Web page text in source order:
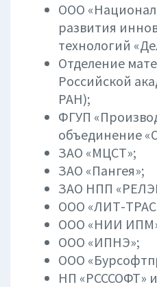
OOO
развития
технологий
Отделение
Российской
РАН);
ФГУП
объединение
ЗАО «МЦСТ»;
ЗАО «Пангея»;
ЗАО НПП
ООО «ЛИТ-
ООО «НИИ
ООО «ИПНЭ»;
ООО
НП «РСССОФТ»